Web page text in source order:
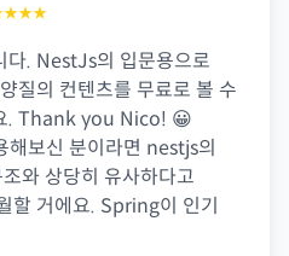
다. NestJs의 입문용으로
질의 컨텐츠를 무료로 볼 수
. Thank you Nico! 😀
보신 분이라면 nestjs의
와 상당히 유사하다고
할 거에요. Spring이 인기